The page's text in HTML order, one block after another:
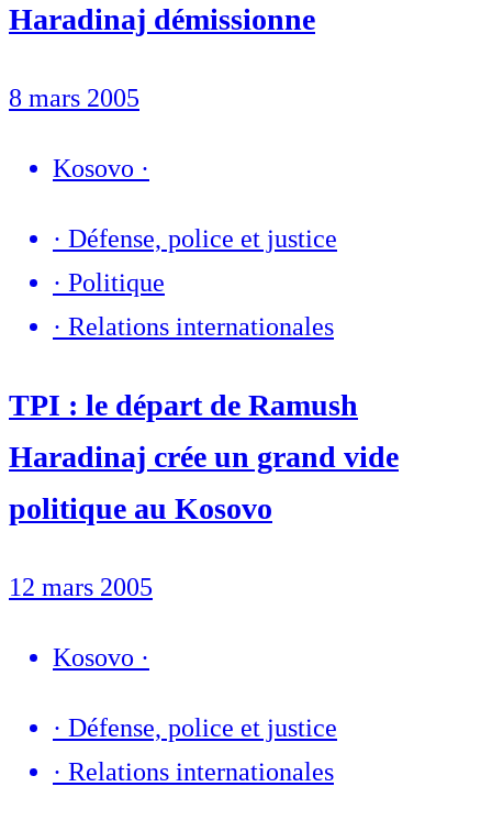
Haradinaj démissionne
8 mars 2005
Kosovo ·
· Défense, police et justice
· Politique
· Relations internationales
TPI : le départ de Ramush
Haradinaj crée un grand vide
politique au Kosovo
12 mars 2005
Kosovo ·
· Défense, police et justice
· Relations internationales